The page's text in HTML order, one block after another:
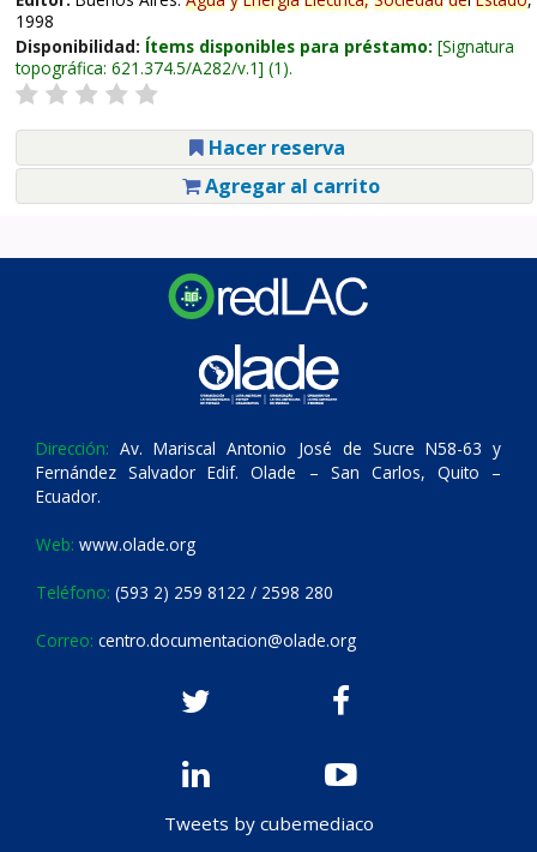
1998
Disponibilidad: Ítems disponibles para préstamo: Signatura
topográfica: 621.374.5/A282/v.1 (1).
Hacer reserva
Agregar al carrito
Dirección: Av. Mariscal Antonio José de Sucre N58-63 y
Fernández Salvador Edif. Olade – San Carlos, Quito –
Ecuador.
Web: www.olade.org
Teléfono: (593 2) 259 8122 / 2598 280
Correo: centro.documentacion@olade.org
Tweets by cubemediaco